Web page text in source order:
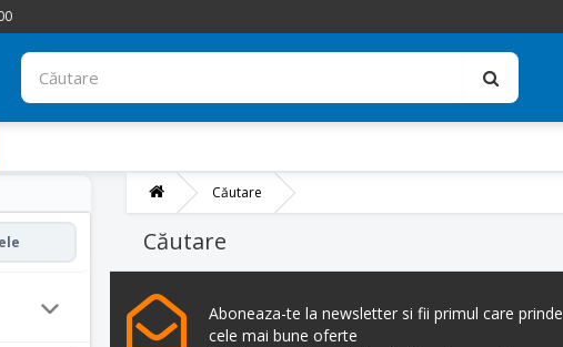
Căutare
Căutare
Aboneaza-te la newsletter si fii primul care prinde
cele mai bune oferte